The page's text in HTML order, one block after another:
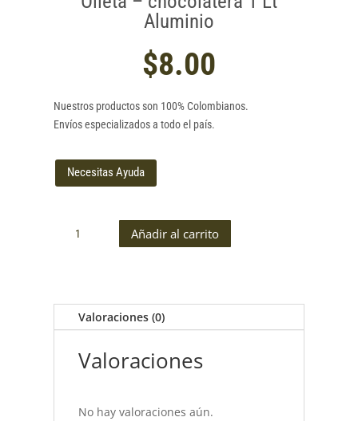
Aluminio
$8.00
Nuestros productos son 100% Colombianos.
Envíos especializados a todo el país.
Necesitas Ayuda
Aluminio
cantidad
Añadir al carrito
Valoraciones (0)
Valoraciones
No hay valoraciones aún.